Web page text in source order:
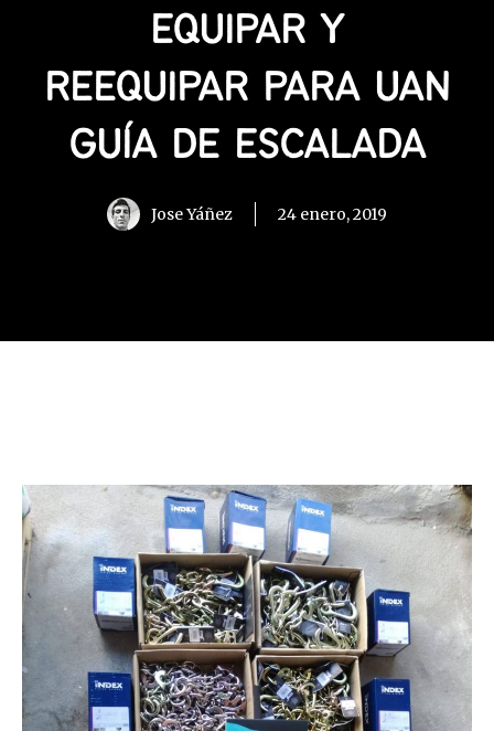
EQUIPAR Y
REEQUIPAR PARA UAN
GUÍA DE ESCALADA
Jose Yáñez 24 enero, 2019